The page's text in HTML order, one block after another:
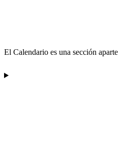
El Calendario es una sección aparte